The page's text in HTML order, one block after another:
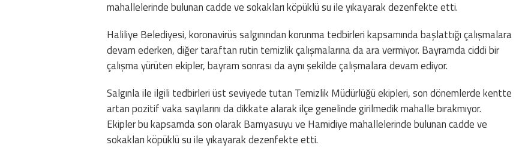
mahallelerinde bulunan cadde ve sokakları köpüklü su ile yıkayarak dezenfekte etti.
Haliliye Belediyesi, koronavirüs salgınından korunma tedbirleri kapsamında başlattığı çalışmalara
devam ederken, diğer taraftan rutin temizlik çalışmalarına da ara vermiyor. Bayramda ciddi bir
çalışma yürüten ekipler, bayram sonrası da aynı şekilde çalışmalara devam ediyor.
Salgınla ile ilgili tedbirleri üst seviyede tutan Temizlik Müdürlüğü ekipleri, son dönemlerde kentte
artan pozitif vaka sayılarını da dikkate alarak ilçe genelinde girilmedik mahalle bırakmıyor.
Ekipler bu kapsamda son olarak Bamyasuyu ve Hamidiye mahallelerinde bulunan cadde ve
sokakları köpüklü su ile yıkayarak dezenfekte etti.